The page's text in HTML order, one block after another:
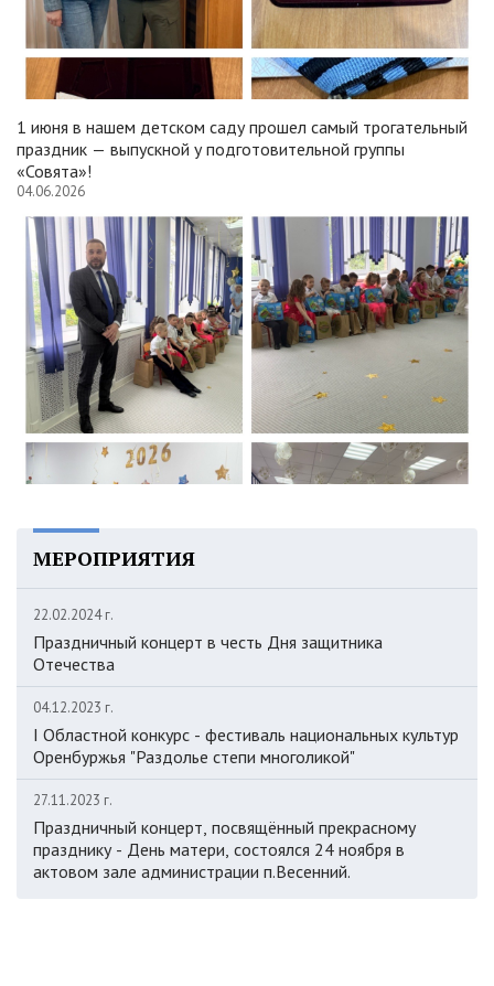
1 июня в нашем детском саду прошел самый трогательный
праздник — выпускной у подготовительной группы
«Совята»!
04.06.2026
МЕРОПРИЯТИЯ
22.02.2024 г.
Праздничный концерт в честь Дня защитника
Отечества
04.12.2023 г.
I Областной конкурс - фестиваль национальных культур
Оренбуржья "Раздолье степи многоликой"
27.11.2023 г.
Праздничный концерт, посвящённый прекрасному
празднику - День матери, состоялся 24 ноября в
актовом зале администрации п.Весенний.